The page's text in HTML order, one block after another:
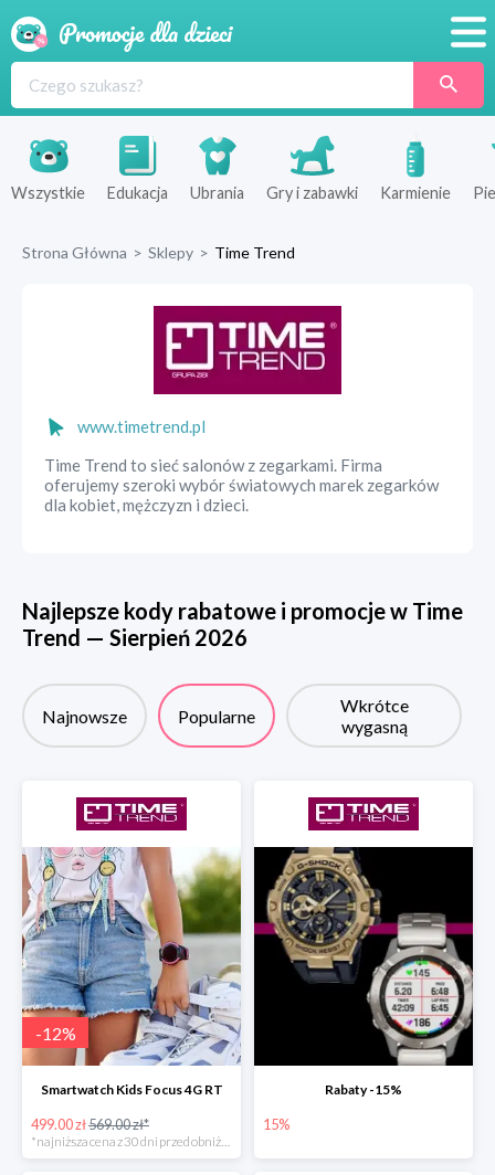
Produkty
Sklepy
Wszystkie Edukacja Ubrania Gry i zabawki Karmienie
Strona Główna > Sklepy > Time Trend
www.timetrend.pl
Time Trend to sieć salonów z zegarkami. Firma
oferujemy szeroki wybór światowych marek zegarków
dla kobiet, mężczyzn i dzieci.
Najlepsze kody rabatowe i promocje w Time
Trend — Sierpień 2026
Najnowsze Popularne
Wkrótce
wygasną
-12%
Smartwatch Kids Focus 4G RT
499.00 zł569.00 zł*
*najniższa cena z 30 dni przed obniżką
Rabaty -15%
15%